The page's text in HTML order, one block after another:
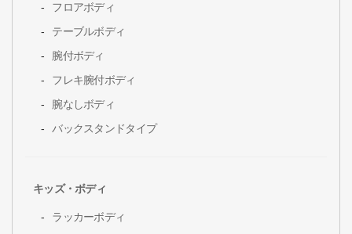
フロアボディ
テーブルボディ
腕付ボディ
フレキ腕付ボディ
腕なしボディ
バックスタンドタイプ
キッズ・ボディ
ラッカーボディ